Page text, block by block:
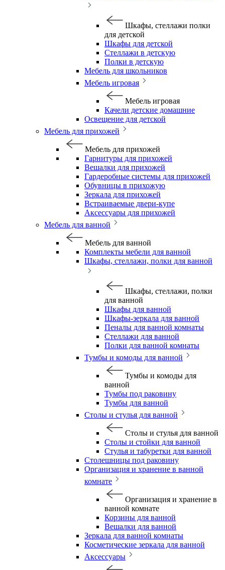
Шкафы, стеллажи полки
для детской
Шкафы для детской
Стеллажи в детскую
Полки в детскую
Мебель для школьников
Мебель игровая
Мебель игровая
Качели детские домашние
Освещение для детской
Мебель для прихожей
Мебель для прихожей
Гарнитуры для прихожей
Вешалки для прихожей
Гардеробные системы для прихожей
Обувницы в прихожую
Зеркала для прихожей
Встраиваемые двери-купе
Аксессуары для прихожей
Мебель для ванной
Мебель для ванной
Комплекты мебели для ванной
Шкафы, стеллажи, полки для ванной
Шкафы, стеллажи, полки
для ванной
Шкафы для ванной
Шкафы-зеркала для ванной
Пеналы для ванной комнаты
Стеллажи для ванной
Полки для ванной комнаты
Тумбы и комоды для ванной
Тумбы и комоды для
ванной
Тумбы под раковину
Тумбы для ванной
Столы и стулья для ванной
Столы и стулья для ванной
Столы и стойки для ванной
Стулья и табуретки для ванной
Столешницы под раковину
Организация и хранение в ванной
комнате
Организация и хранение в
ванной комнате
Корзины для ванной
Вешалки для ванной
Зеркала для ванной комнаты
Косметические зеркала для ванной
Аксессуары